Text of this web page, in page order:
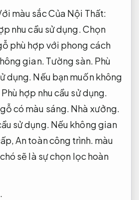
màu sắc Của Nội Thất:
nhu cầu sử dụng.Chọn
phù hợp với phong cách
gian. Tường sàn. Phù
dụng. Nếu bạn muốn không
Phù hợp nhu cầu sử dụng.
có màu sáng. Nhà xưởng.
sử dụng. Nếu không gian
An toàn công trình. màu
sẽ là sự chọn lọc hoàn